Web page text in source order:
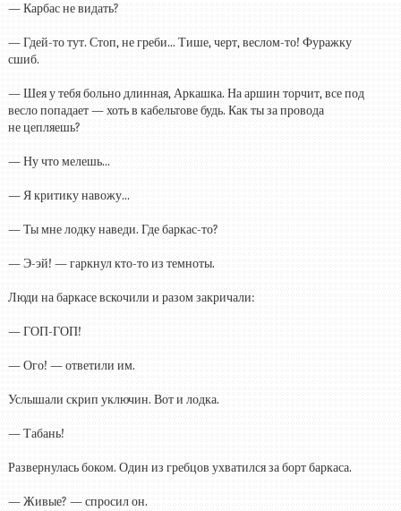
— Карбас не видать?
— Гдей-то тут. Стоп, не греби... Тише, черт, веслом-то! Фуражку
сшиб.
— Шея у тебя больно длинная, Аркашка. На аршин торчит, все под
весло попадает — хоть в кабельтове будь. Как ты за провода
не цепляешь?
— Ну что мелешь...
— Я критику навожу...
— Ты мне лодку наведи. Где баркас-то?
— Э-эй! — гаркнул кто-то из темноты.
Люди на баркасе вскочили и разом закричали:
— ГОП-ГОП!
— Ого! — ответили им.
Услышали скрип уключин. Вот и лодка.
— Табань!
Развернулась боком. Один из гребцов ухватился за борт баркаса.
— Живые? — спросил он.